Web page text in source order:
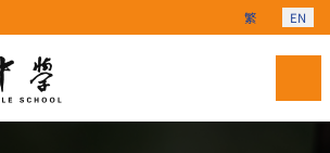
Select your
繁 EN